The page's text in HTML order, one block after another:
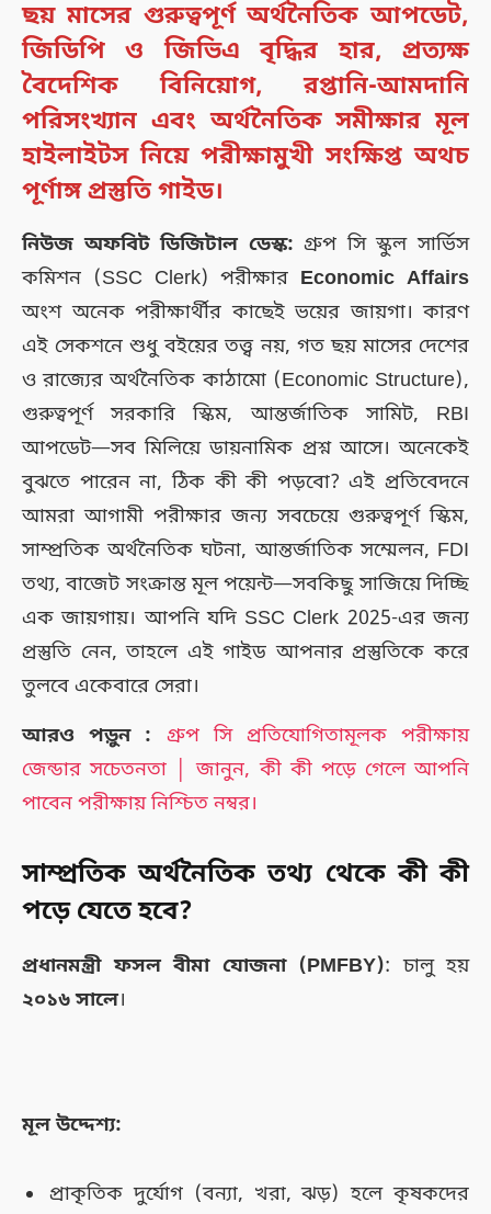
ছয় মাসের গুরুত্বপূর্ণ অর্থনৈতিক আপডেট,
জিডিপি ও জিভিএ বৃদ্ধির হার, প্রত্যক্ষ
বৈদেশিক বিনিয়োগ, রপ্তানি-আমদানি
পরিসংখ্যান এবং অর্থনৈতিক সমীক্ষার মূল
হাইলাইটস নিয়ে পরীক্ষামুখী সংক্ষিপ্ত অথচ
পূর্ণাঙ্গ প্রস্তুতি গাইড।
নিউজ অফবিট ডিজিটাল ডেস্ক: গ্রুপ সি স্কুল সার্ভিস
কমিশন (SSC Clerk) পরীক্ষার Economic Affairs
অংশ অনেক পরীক্ষার্থীর কাছেই ভয়ের জায়গা। কারণ
এই সেকশনে শুধু বইয়ের তত্ত্ব নয়, গত ছয় মাসের দেশের
ও রাজ্যের অর্থনৈতিক কাঠামো (Economic Structure),
গুরুত্বপূর্ণ সরকারি স্কিম, আন্তর্জাতিক সামিট, RBI
আপডেট—সব মিলিয়ে ডায়নামিক প্রশ্ন আসে। অনেকেই
বুঝতে পারেন না, ঠিক কী কী পড়বো? এই প্রতিবেদনে
আমরা আগামী পরীক্ষার জন্য সবচেয়ে গুরুত্বপূর্ণ স্কিম,
সাম্প্রতিক অর্থনৈতিক ঘটনা, আন্তর্জাতিক সম্মেলন, FDI
তথ্য, বাজেট সংক্রান্ত মূল পয়েন্ট—সবকিছু সাজিয়ে দিচ্ছি
এক জায়গায়। আপনি যদি SSC Clerk 2025-এর জন্য
প্রস্তুতি নেন, তাহলে এই গাইড আপনার প্রস্তুতিকে করে
তুলবে একেবারে সেরা।
আরও পড়ুন :
গ্রুপ সি প্রতিযোগিতামূলক পরীক্ষায়
জেন্ডার সচেতনতা │ জানুন, কী কী পড়ে গেলে আপনি
পাবেন পরীক্ষায় নিশ্চিত নম্বর।
সাম্প্রতিক অর্থনৈতিক তথ্য থেকে কী কী
পড়ে যেতে হবে?
প্রধানমন্ত্রী ফসল বীমা যোজনা (PMFBY): চালু হয়
২০১৬ সালে।
মূল উদ্দেশ্য:
প্রাকৃতিক দুর্যোগ (বন্যা, খরা, ঝড়) হলে কৃষকদের